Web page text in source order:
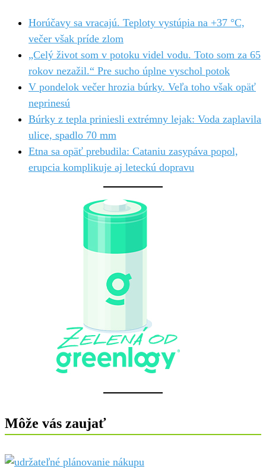
Horúčavy sa vracajú. Teploty vystúpia na +37 °C,
večer však príde zlom
„Celý život som v potoku videl vodu. Toto som za 65
rokov nezažil.“ Pre sucho úplne vyschol potok
V pondelok večer hrozia búrky. Veľa toho však opäť
neprinesú
Búrky z tepla priniesli extrémny lejak: Voda zaplavila
ulice, spadlo 70 mm
Etna sa opäť prebudila: Cataniu zasypáva popol,
erupcia komplikuje aj leteckú dopravu
Môže vás zaujať